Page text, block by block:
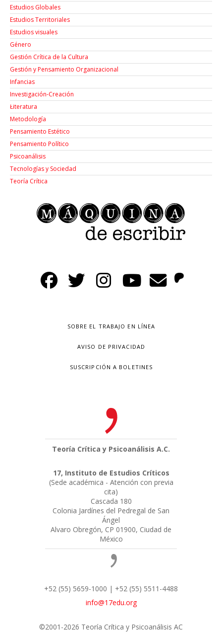
Estudios Globales
Estudios Territoriales
Estudios visuales
Género
Gestión Crítica de la Cultura
Gestión y Pensamiento Organizacional
Infancias
Investigación-Creación
Łiteratura
Metodología
Pensamiento Estético
Pensamiento Político
Psicoanálisis
Tecnologías y Sociedad
Teoría Crítica
SOBRE EL TRABAJO EN LÍNEA
AVISO DE PRIVACIDAD
SUSCRIPCIÓN A BOLETINES
Teoría Crítica y Psicoanálisis A.C.
17, Instituto de Estudios Críticos
(Sede académica - Atención con previa
cita)
Cascada 180
Colonia Jardínes del Pedregal de San
Ángel
Alvaro Obregón, CP 01900, Ciudad de
México
+52 (55) 5659-1000 | +52 (55) 5511-4488
info@17edu.org
©2001-2026 Teoría Crítica y Psicoanálisis AC